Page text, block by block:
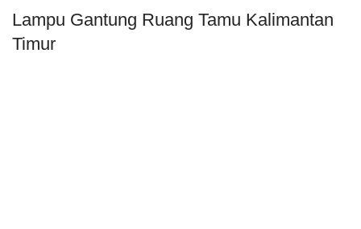
Lampu Gantung Ruang Tamu Kalimantan
Timur